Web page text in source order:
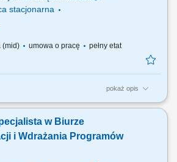
stacjonarna
(mid) umowa o pracę pełny etat
pokaż opis
Twoim zadaniem będzie realizacja
Platformy startowe dla nowych pomysłów,
merytorycznej i finansowej wyznaczonych
w Biurze
i Wdrażania Programów